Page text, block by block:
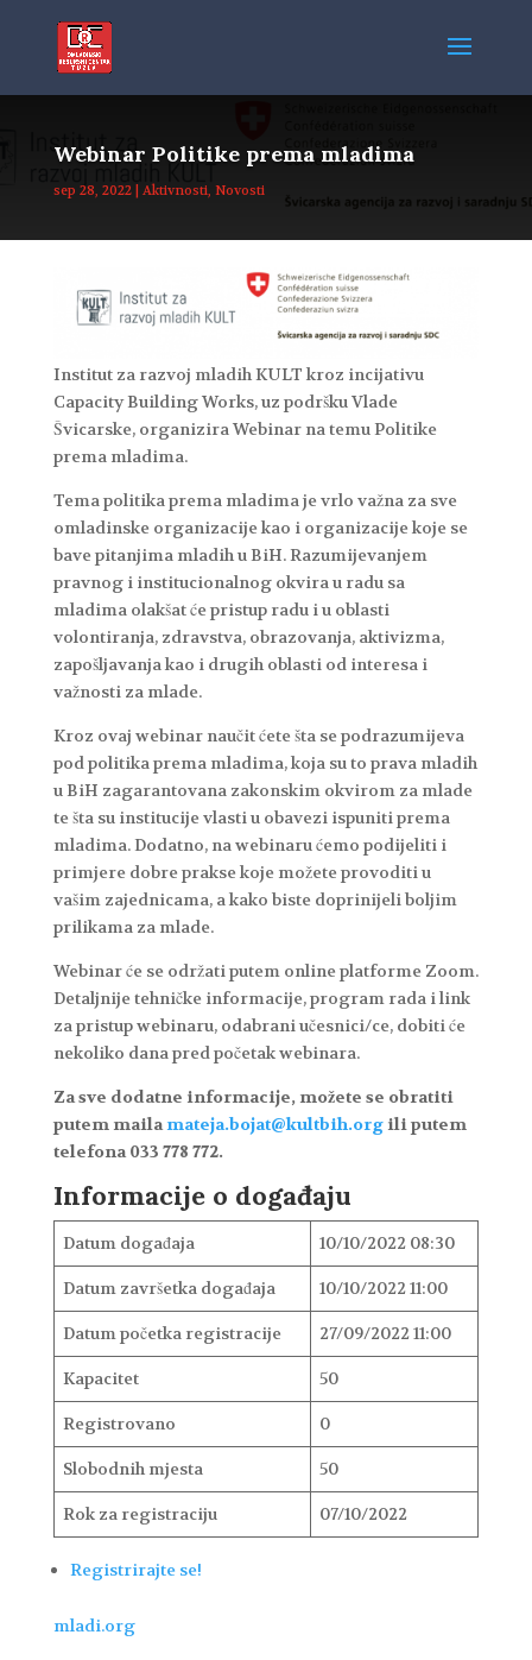
Webinar Politike prema mladima
sep 28, 2022| Aktivnosti, Novosti
Institut za razvoj mladih KULT kroz incijativu
Capacity Building Works, uz podršku Vlade
Švicarske, organizira Webinar na temu Politike
prema mladima.
Tema politika prema mladima je vrlo važna za sve
omladinske organizacije kao i organizacije koje se
bave pitanjima mladih u BiH. Razumijevanjem
pravnog i institucionalnog okvira u radu sa
mladima olakšat će pristup radu i u oblasti
volontiranja, zdravstva, obrazovanja, aktivizma,
zapošljavanja kao i drugih oblasti od interesa i
važnosti za mlade.
Kroz ovaj webinar naučit ćete šta se podrazumijeva
pod politika prema mladima, koja su to prava mladih
u BiH zagarantovana zakonskim okvirom za mlade
te šta su institucije vlasti u obavezi ispuniti prema
mladima. Dodatno, na webinaru ćemo podijeliti i
primjere dobre prakse koje možete provoditi u
vašim zajednicama, a kako biste doprinijeli boljim
prilikama za mlade.
Webinar će se održati putem online platforme Zoom.
Detaljnije tehničke informacije, program rada i link
za pristup webinaru, odabrani učesnici/ce, dobiti će
nekoliko dana pred početak webinara.
Za sve dodatne informacije, možete se obratiti
putem mailamateja.bojat@kultbih.orgili putem
telefona 033 778 772.
Informacije o događaju
Datum događaja 10/10/2022 08:30
Datum završetka događaja 10/10/2022 11:00
Datum početka registracije 27/09/2022 11:00
Kapacitet 50
Registrovano 0
Slobodnih mjesta 50
Rok za registraciju 07/10/2022
Registrirajte se!
mladi.org